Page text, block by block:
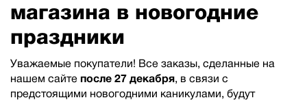
магазина в новогодние
праздники
Уважаемые покупатели! Все заказы, сделанные на
нашем сайте после 27 декабря, в связи с
предстоящими новогодними каникулами, будут